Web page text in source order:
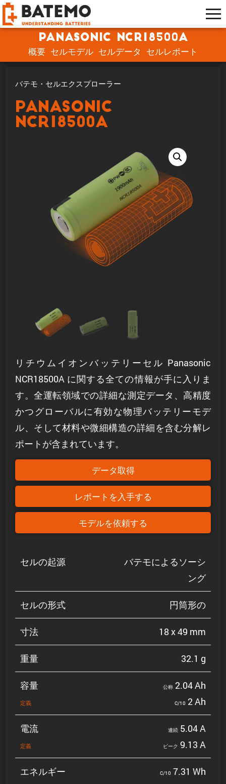
Panasonic NCR18500A
概要 セルモデル セルデータ セルレポート
バテモ・セルエクスプローラー
Panasonic
NCR18500A
リチウムイオンバッテリーセル Panasonic
NCR18500A に関する全ての情報が手に入りま
す。全運転領域での詳細な測定データ、高精度
かつグローバルに有効な物理バッテリーモデ
ル、そして材料や微細構造の詳細を含む分解レ
ポートが含まれています。
データ取得
レポートを入手する
モデルを依頼する
セルの起源
バテモによるソーシ
ング
セルの形式 円筒形の
寸法 18 x 49 mm
重量 32.1 g
容量
定義
公称 2.04 Ah
C/10 2 Ah
電流
定義
連続 5.04 A
ピーク 9.13 A
エネルギー C/10 7.31 Wh